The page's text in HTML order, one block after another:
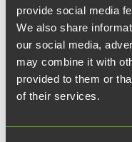
provide social media
We also share
our social media,
may combine it with
provided to them or
of their services.
Nykyään yhä
mittaaminen ovat
yritykset ovat
pienentää